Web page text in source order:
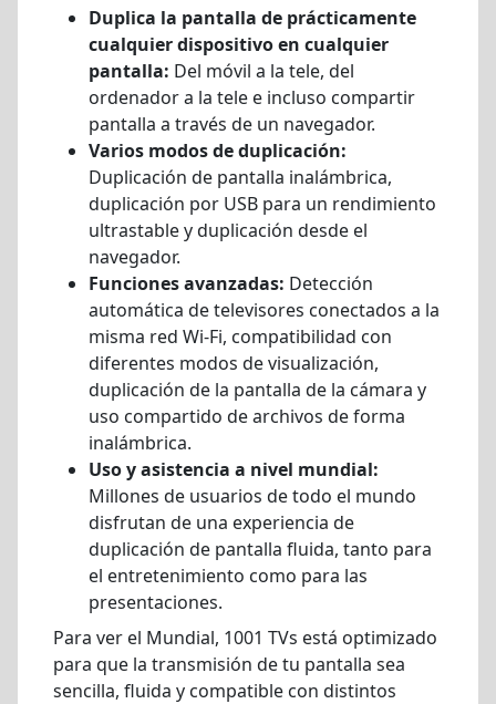
Duplica la pantalla de prácticamente
cualquier dispositivo en cualquier
pantalla: Del móvil a la tele, del
ordenador a la tele e incluso compartir
pantalla a través de un navegador.
Varios modos de duplicación:
Duplicación de pantalla inalámbrica,
duplicación por USB para un rendimiento
ultrastable y duplicación desde el
navegador.
Funciones avanzadas: Detección
automática de televisores conectados a la
misma red Wi-Fi, compatibilidad con
diferentes modos de visualización,
duplicación de la pantalla de la cámara y
uso compartido de archivos de forma
inalámbrica.
Uso y asistencia a nivel mundial:
Millones de usuarios de todo el mundo
disfrutan de una experiencia de
duplicación de pantalla fluida, tanto para
el entretenimiento como para las
presentaciones.
Para ver el Mundial, 1001 TVs está optimizado
para que la transmisión de tu pantalla sea
sencilla, fluida y compatible con distintos